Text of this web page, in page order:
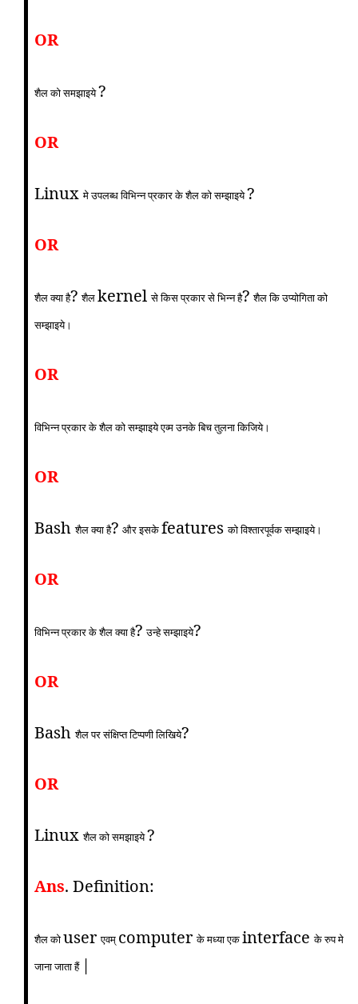
OR
शैल को समझाइये?
OR
Linuxमे उपलब्ध विभिन्न प्रकार के शैल को सम्झाइये?
OR
शैल क्या है?शैलkernelसे किस प्रकार से भिन्न है?शैल कि उप्योगिता को
सम्झाइये।
OR
विभिन्न प्रकार के शैल को सम्झाइये एव्म उनके बिच तुलना किजिये।
OR
Bashशैल क्या है? और इसकेfeaturesको विश्तारपूर्वक सम्झाइये।
OR
विभिन्न प्रकार के शैल क्या है?उन्हे सम्झाइये?
OR
Bashशैल पर संक्षिप्त टिप्पणी लिखिये?
OR
Linuxशैल को समझाइये?
Ans. Definition:
शैल कोuserएवम्‌ computerके मध्या एकinterfaceके रुप मे
जाना जाता हैं |